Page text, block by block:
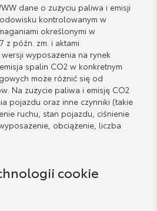
dane o zużyciu paliwa i emisji
kontrolowanym w
określonymi w
z późn. zm. i aktami
wyposażenia na rynek
spalin CO2 w konkretnym
może różnić się od
Na zużycie paliwa i emisję CO2
pojazdu oraz inne czynniki (takie
ruchu, stan pojazdu, ciśnienie
obciążenie, liczba
cookie